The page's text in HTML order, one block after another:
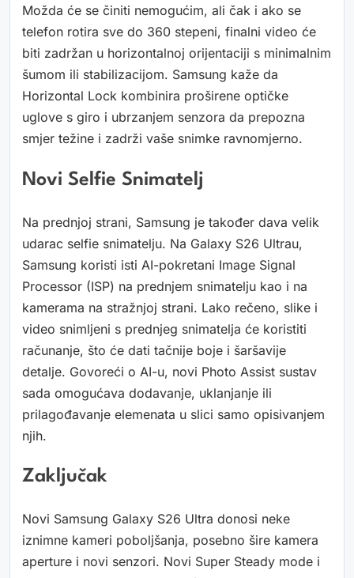
Možda će se činiti nemogućim, ali čak i ako se
telefon rotira sve do 360 stepeni, finalni video će
biti zadržan u horizontalnoj orijentaciji s minimalnim
šumom ili stabilizacijom. Samsung kaže da
Horizontal Lock kombinira proširene optičke
uglove s giro i ubrzanjem senzora da prepozna
smjer težine i zadrži vaše snimke ravnomjerno.
Novi Selfie Snimatelj
Na prednjoj strani, Samsung je također dava velik
udarac selfie snimatelju. Na Galaxy S26 Ultrau,
Samsung koristi isti AI-pokretani Image Signal
Processor (ISP) na prednjem snimatelju kao i na
kamerama na stražnjoj strani. Lako rečeno, slike i
video snimljeni s prednjeg snimatelja će koristiti
računanje, što će dati tačnije boje i šaršavije
detalje. Govoreći o AI-u, novi Photo Assist sustav
sada omogućava dodavanje, uklanjanje ili
prilagođavanje elemenata u slici samo opisivanjem
njih.
Zaključak
Novi Samsung Galaxy S26 Ultra donosi neke
iznimne kameri poboljšanja, posebno šire kamera
aperture i novi senzori. Novi Super Steady mode i